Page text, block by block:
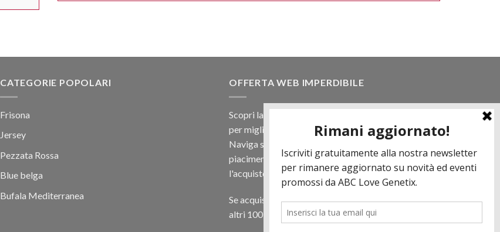
CATEGORIE POPOLARI
Frisona
Jersey
Pezzata Rossa
Blue belga
Bufala Mediterranea
OFFERTA WEB IMPERDIBILE
Scopri la nostra offerta web! Un prezzo mai visto,
per migliaia di prodotti.
Naviga sul sito e scegli il tuo toro filtrando a
piacimento e scopri quanto può essere vantaggioso
l'acquisto online.
Se acquisti almeno 500€ di prodotti in regalo per te
altri 100 € in Tori. Contattaci per più informazioni.